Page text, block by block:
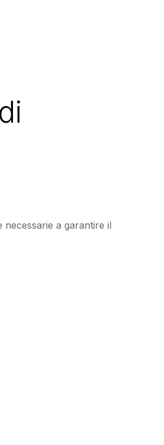
necessarie a garantire il